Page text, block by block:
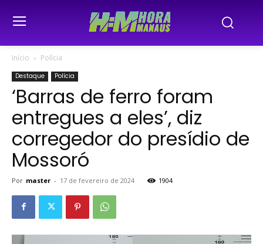
Início Polícia
Destaque Polícia
‘Barras de ferro foram
entregues a eles’, diz
corregedor do presídio de
Mossoró
Por master - 17 de fevereiro de 2024 1904